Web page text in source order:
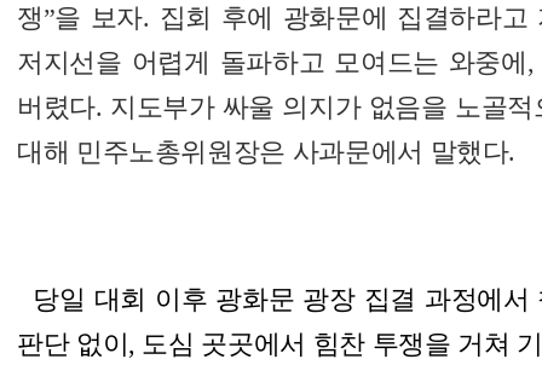
쟁”을 보자. 집회 후에 광화문에 집결하라고
저지선을 어렵게 돌파하고 모여드는 와중에
버렸다. 지도부가 싸울 의지가 없음을 노골
대해 민주노총위원장은 사과문에서 말했다.
당일 대회 이후 광화문 광장 집결 과정에서
판단 없이 , 도심 곳곳에서 힘찬 투쟁을 거쳐